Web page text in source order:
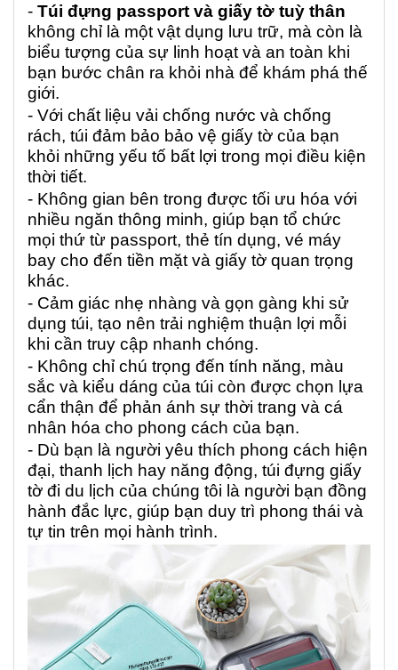
- Túi đựng passport và giấy tờ tuỳ thân
không chỉ là một vật dụng lưu trữ, mà còn là
biểu tượng của sự linh hoạt và an toàn khi
bạn bước chân ra khỏi nhà để khám phá thế
giới.
- Với chất liệu vải chống nước và chống
rách, túi đảm bảo bảo vệ giấy tờ của bạn
khỏi những yếu tố bất lợi trong mọi điều kiện
thời tiết.
- Không gian bên trong được tối ưu hóa với
nhiều ngăn thông minh, giúp bạn tổ chức
mọi thứ từ passport, thẻ tín dụng, vé máy
bay cho đến tiền mặt và giấy tờ quan trọng
khác.
- Cảm giác nhẹ nhàng và gọn gàng khi sử
dụng túi, tạo nên trải nghiệm thuận lợi mỗi
khi cần truy cập nhanh chóng.
- Không chỉ chú trọng đến tính năng, màu
sắc và kiểu dáng của túi còn được chọn lựa
cẩn thận để phản ánh sự thời trang và cá
nhân hóa cho phong cách của bạn.
- Dù bạn là người yêu thích phong cách hiện
đại, thanh lịch hay năng động, túi đựng giấy
tờ đi du lịch của chúng tôi là người bạn đồng
hành đắc lực, giúp bạn duy trì phong thái và
tự tin trên mọi hành trình.